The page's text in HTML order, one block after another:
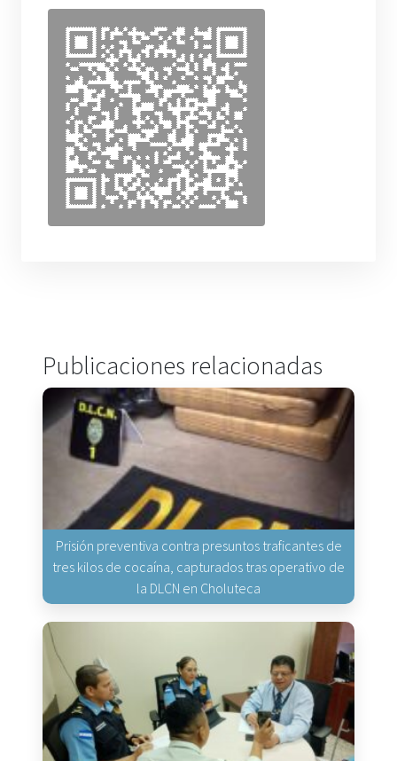
Publicaciones relacionadas
Prisión preventiva contra presuntos traficantes de
tres kilos de cocaína, capturados tras operativo de
la DLCN en Choluteca